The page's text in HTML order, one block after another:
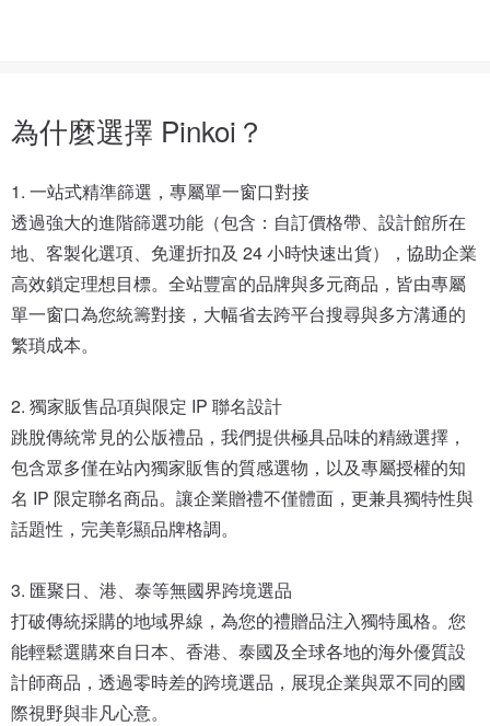
為什麼選擇 Pinkoi？
1. 一站式精準篩選，專屬單一窗口對接
透過強大的進階篩選功能（包含：自訂價格帶、設計館所在
地、客製化選項、免運折扣及 24 小時快速出貨），協助企業
高效鎖定理想目標。全站豐富的品牌與多元商品，皆由專屬
單一窗口為您統籌對接，大幅省去跨平台搜尋與多方溝通的
繁瑣成本。
2. 獨家販售品項與限定 IP 聯名設計
跳脫傳統常見的公版禮品，我們提供極具品味的精緻選擇，
包含眾多僅在站內獨家販售的質感選物，以及專屬授權的知
名 IP 限定聯名商品。讓企業贈禮不僅體面，更兼具獨特性與
話題性，完美彰顯品牌格調。
3. 匯聚日、港、泰等無國界跨境選品
打破傳統採購的地域界線，為您的禮贈品注入獨特風格。您
能輕鬆選購來自日本、香港、泰國及全球各地的海外優質設
計師商品，透過零時差的跨境選品，展現企業與眾不同的國
際視野與非凡心意。